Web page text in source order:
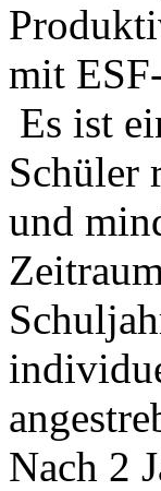
mit
Es ist
Schüler
und
Nach 2